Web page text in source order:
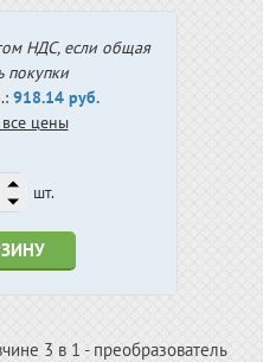
НДС, если общая
покупки
918.14 руб.
цены
шт.
3 в 1 - преобразователь